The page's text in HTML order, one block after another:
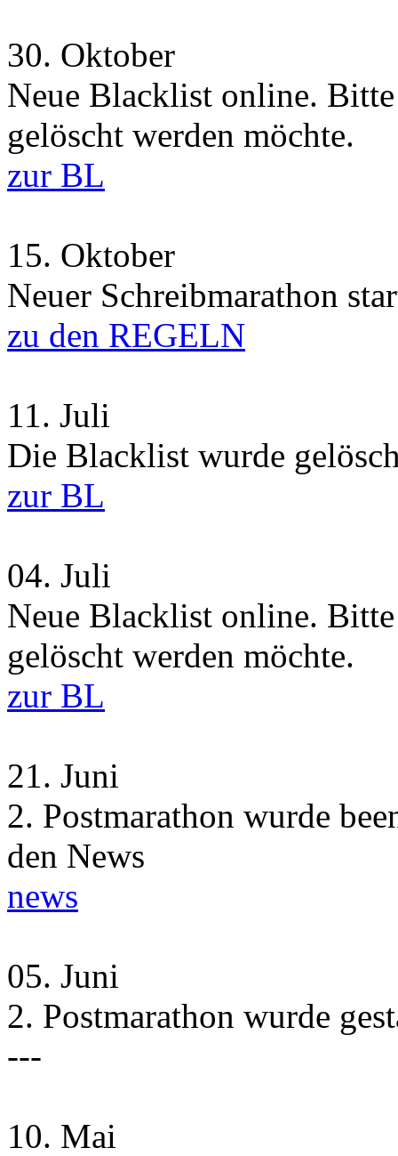
30. Oktober
Neue Blacklist online.
gelöscht werden möchte.
zur BL
15. Oktober
Neuer Schreibmarathon
zu den REGELN
11. Juli
Die Blacklist wurde
zur BL
04. Juli
Neue Blacklist online.
gelöscht werden möchte.
zur BL
21. Juni
2. Postmarathon wurde
den News
news
05. Juni
2. Postmarathon wurde
---
10. Mai